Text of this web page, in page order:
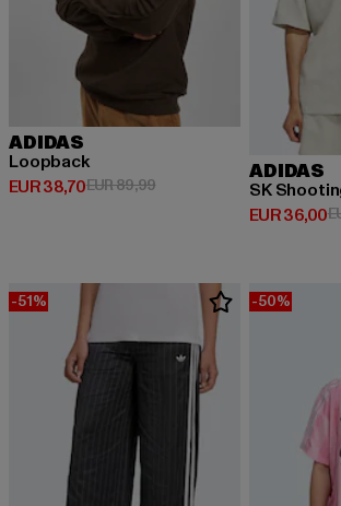
ADIDAS
Loopback
EUR 38,70
Derzeitiger Preis: EUR 38,70
EUR 89,99Aktionspreis: EUR 89,99
ADIDAS
SK
EUR 36,00
Derzeitiger
-51% -50%